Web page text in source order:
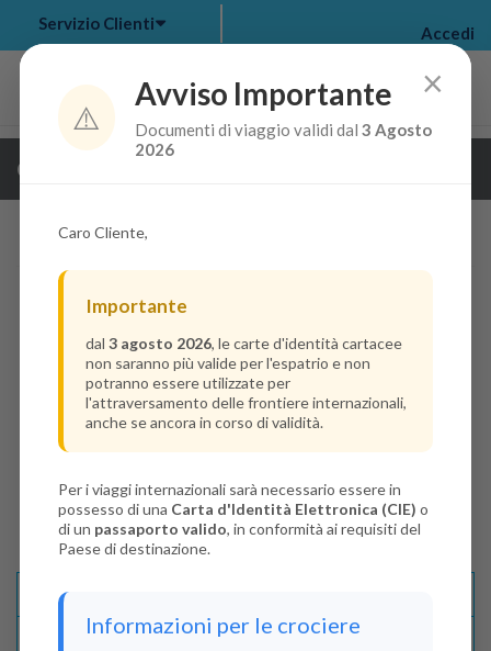
my bookings >
Servizio Clienti Accedi
Guarda i dettagli della crociera
Disponibilità
×
⚠️
Avviso Importante
Documenti di viaggio validi dal3 Agosto
2026
Caro Cliente,
Importante
dal 3 agosto 2026, le carte d'identità cartacee
non saranno più valide per l'espatrio e non
potranno essere utilizzate per
l'attraversamento delle frontiere internazionali,
anche se ancora in corso di validità.
Per i viaggi internazionali sarà necessario essere in
possesso di una Carta d'Identità Elettronica (CIE) o
di un passaporto valido, in conformità ai requisiti del
Paese di destinazione.
Informazioni per le crociere